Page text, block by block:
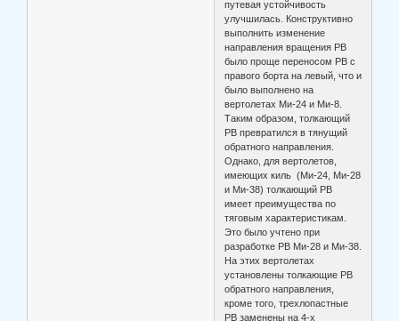
путевая устойчивость
улучшилась. Конструктивно
выполнить изменение
направления вращения РВ
было проще переносом РВ с
правого борта на левый, что и
было выполнено на
вертолетах Ми-24 и Ми-8.
Таким образом, толкающий
РВ превратился в тянущий
обратного направления.
Однако, для вертолетов,
имеющих киль (Ми-24, Ми-28
и Ми-38) толкающий РВ
имеет преимущества по
тяговым характеристикам.
Это было учтено при
разработке РВ Ми-28 и Ми-38.
На этих вертолетах
установлены толкающие РВ
обратного направления,
кроме того, трехлопастные
РВ заменены на 4-х